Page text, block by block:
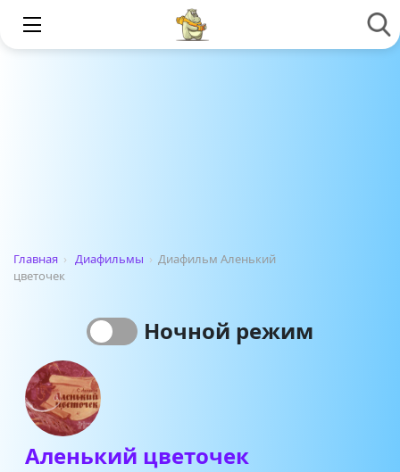
Главная › Диафильмы › Диафильм Аленький
цветочек
Ночной режим
Аленький цветочек